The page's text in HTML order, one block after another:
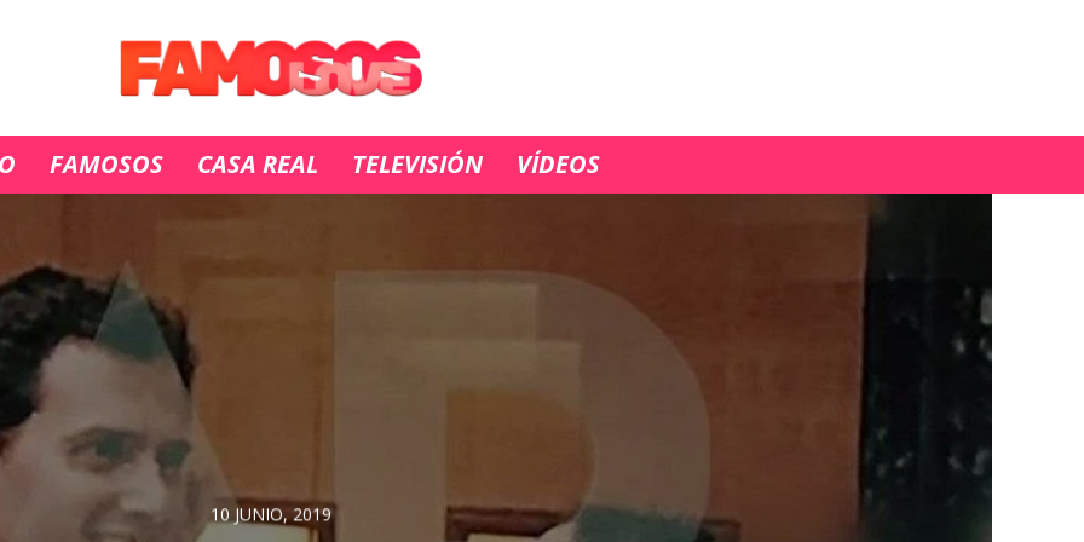
FAMOSOS CASA REAL TELEVISIÓN VÍDEOS
10 JUNIO, 2019